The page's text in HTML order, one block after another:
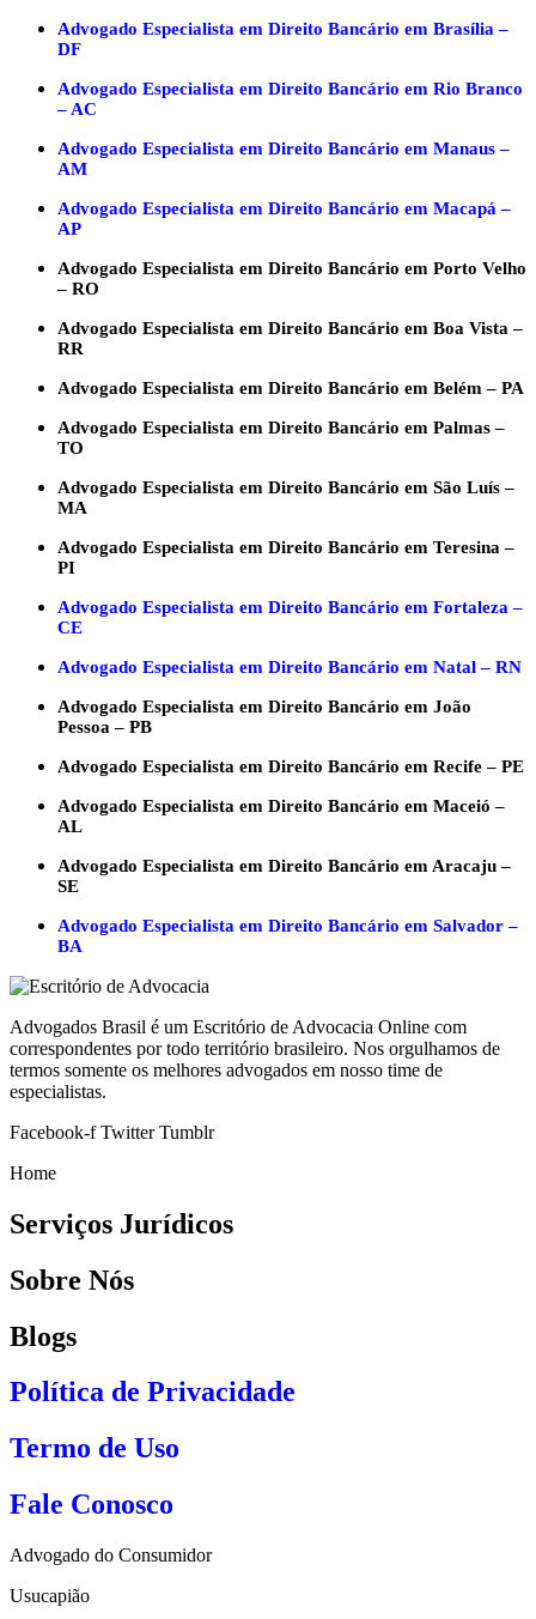
Advogado Especialista em Direito Bancário em Brasília –
DF
Advogado Especialista em Direito Bancário em Rio Branco
– AC
Advogado Especialista em Direito Bancário em Manaus –
AM
Advogado Especialista em Direito Bancário em Macapá –
AP
Advogado Especialista em Direito Bancário em Porto Velho
– RO
Advogado Especialista em Direito Bancário em Boa Vista –
RR
Advogado Especialista em Direito Bancário em Belém – PA
Advogado Especialista em Direito Bancário em Palmas –
TO
Advogado Especialista em Direito Bancário em São Luís –
MA
Advogado Especialista em Direito Bancário em Teresina –
PI
Advogado Especialista em Direito Bancário em Fortaleza –
CE
Advogado Especialista em Direito Bancário em Natal – RN
Advogado Especialista em Direito Bancário em João
Pessoa – PB
Advogado Especialista em Direito Bancário em Recife – PE
Advogado Especialista em Direito Bancário em Maceió –
AL
Advogado Especialista em Direito Bancário em Aracaju –
SE
Advogado Especialista em Direito Bancário em Salvador –
BA
Advogados Brasil é um Escritório de Advocacia Online com
correspondentes por todo território brasileiro. Nos orgulhamos de
termos somente os melhores advogados em nosso time de
especialistas.
Facebook-f Twitter Tumblr
Home
Serviços Jurídicos
Sobre Nós
Blogs
Política de Privacidade
Termo de Uso
Fale Conosco
Advogado do Consumidor
Usucapião